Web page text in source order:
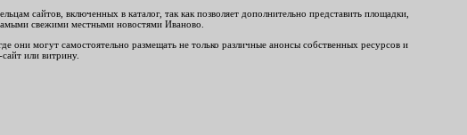
сайтов, включенных в каталог, так как позволяет дополнительно представить площадки,
свежими местными новостями Иваново.
они могут самостоятельно размещать не только различные анонсы собственных ресурсов и
или витрину.